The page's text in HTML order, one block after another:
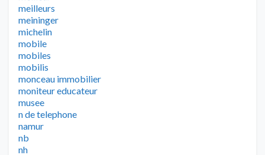
meilleurs
meininger
michelin
mobile
mobiles
mobilis
monceau immobilier
moniteur educateur
musee
n de telephone
namur
nb
nh